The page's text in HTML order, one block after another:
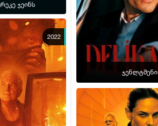
ჯეინს
2022
ჯენლტმენი